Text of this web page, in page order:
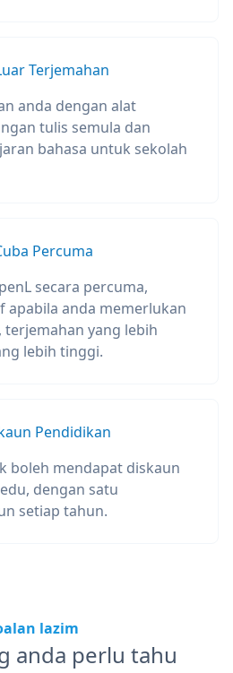
Terjemahan
anda dengan alat
tulis semula dan
bahasa untuk sekolah
Percuma
secara percuma,
apabila anda memerlukan
yang lebih
lebih tinggi.
Pendidikan
boleh mendapat diskaun
dengan satu
setiap tahun.
lazim
anda perlu tahu